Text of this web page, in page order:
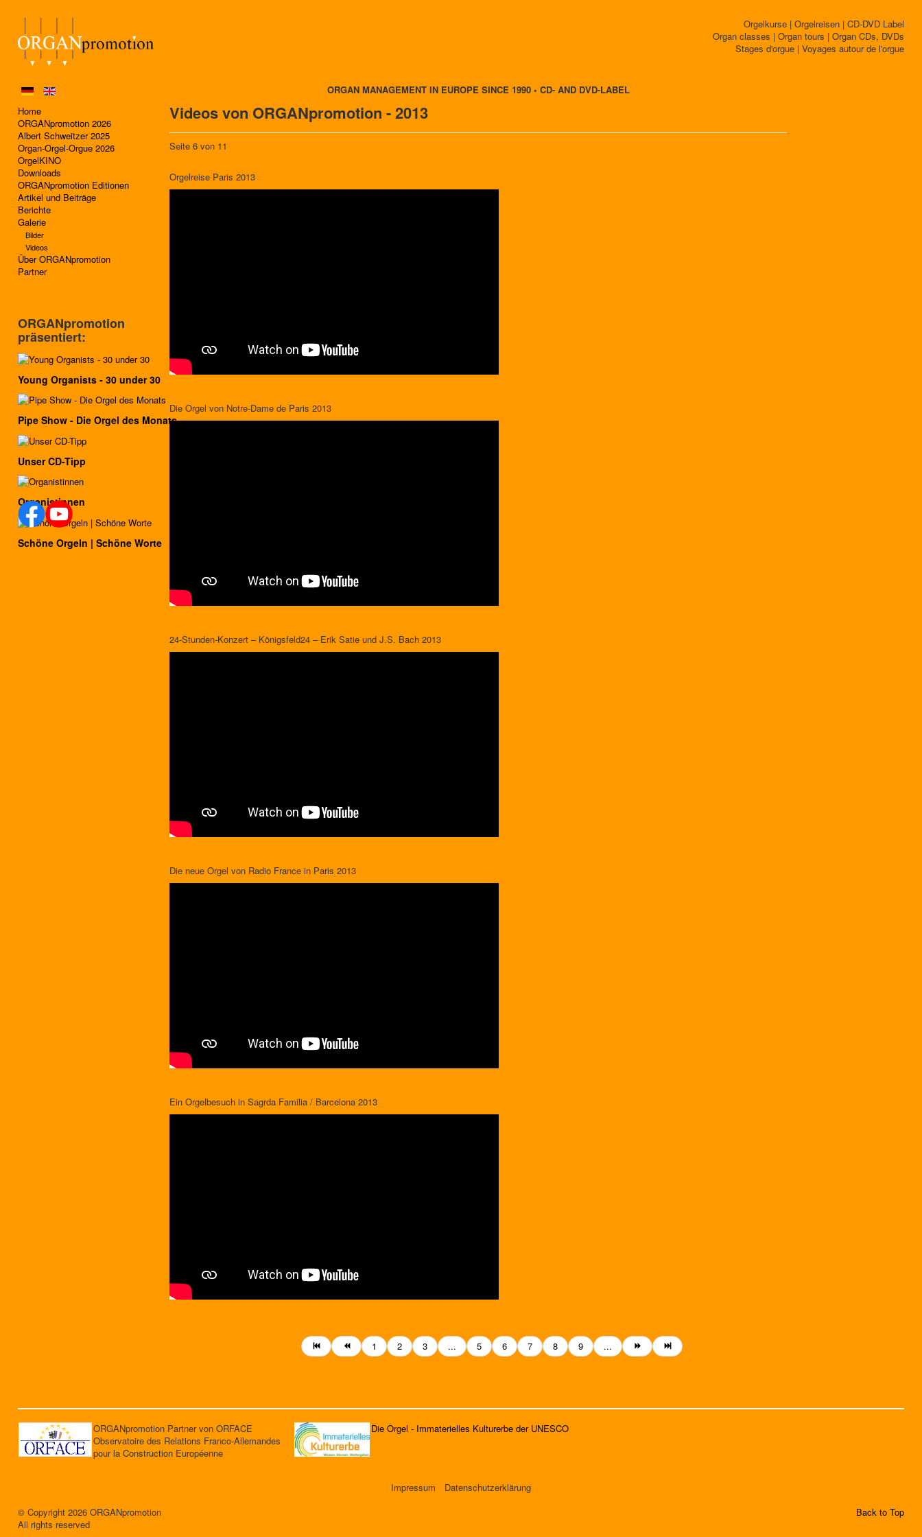
Orgelkurse | Orgelreisen | CD-DVD Label
Organ classes | Organ tours | Organ CDs, DVDs
Stages d'orgue | Voyages autour de l'orgue
Home
ORGANpromotion 2026
Albert Schweitzer 2025
Organ-Orgel-Orgue 2026
OrgelKINO
Downloads
ORGANpromotion Editionen
Artikel und Beiträge
Berichte
Galerie
Bilder
Videos
Über ORGANpromotion
Partner
ORGAN MANAGEMENT IN EUROPE SINCE 1990 • CD- AND DVD-LABEL
Videos von ORGANpromotion - 2013
Seite 6 von 11
Orgelreise Paris 2013
Die Orgel von Notre-Dame de Paris 2013
24-Stunden-Konzert – Königsfeld24 – Erik Satie und J.S. Bach 2013
Die neue Orgel von Radio France in Paris 2013
Ein Orgelbesuch in Sagrda Familia / Barcelona 2013
1 2 3 ... 5 6 7 8 9 ...
ORGANpromotion
präsentiert:
Young Organists - 30 under 30
Pipe Show - Die Orgel des Monats
Unser CD-Tipp
Organistinnen
Schöne Orgeln | Schöne Worte
ORGANpromotion Partner von ORFACE
Observatoire des Relations Franco-Allemandes
pour la Construction Européenne
Die Orgel - Immaterielles Kulturerbe der UNESCO
Impressum
Datenschutzerklärung
© Copyright 2026 ORGANpromotion
All rights reserved
Back to Top